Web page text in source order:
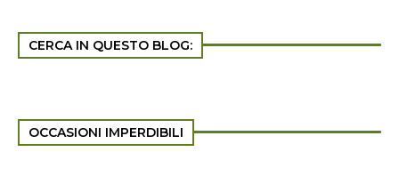
CERCA IN QUESTO BLOG:
OCCASIONI IMPERDIBILI